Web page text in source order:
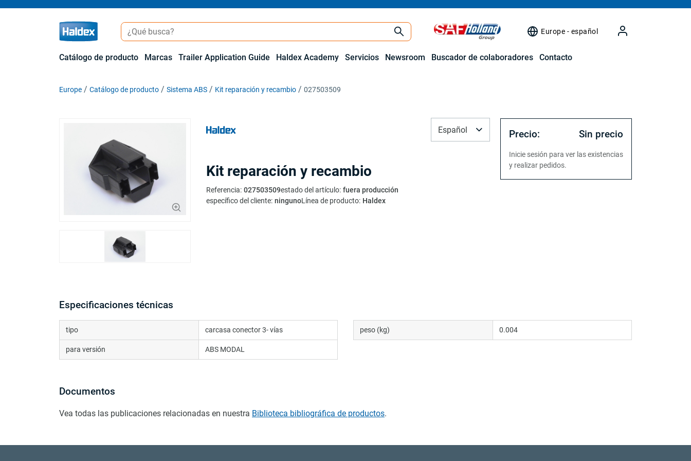
Europe - español
Catálogo de producto Marcas Trailer Application Guide Haldex Academy Servicios Newsroom Buscador de colaboradores Contacto
Europe Catálogo de producto Sistema ABS Kit reparación y recambio 027503509
Kit reparación y recambio
Referencia: 027503509estado del artículo: fuera producción
específico del cliente: ningunoLínea de producto: Haldex
Español Precio: Sin precio
Inicie sesión para ver las existencias
y realizar pedidos.
Especificaciones técnicas
tipo carcasa conector 3- vías
para versión ABS MODAL
peso (kg) 0.004
Documentos
Vea todas las publicaciones relacionadas en nuestra Biblioteca bibliográfica de productos.